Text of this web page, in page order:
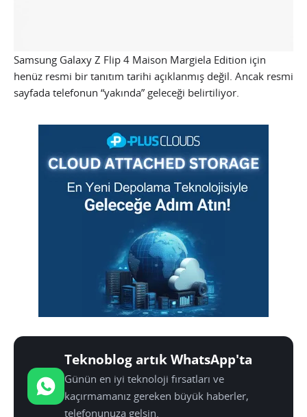
Samsung Galaxy Z Flip 4 Maison Margiela Edition için
henüz resmi bir tanıtım tarihi açıklanmış değil. Ancak resmi
sayfada telefonun “yakında” geleceği belirtiliyor.
Teknoblog artık WhatsApp'ta
Günün en iyi teknoloji fırsatları ve
kaçırmamanız gereken büyük haberler,
telefonunuza gelsin.